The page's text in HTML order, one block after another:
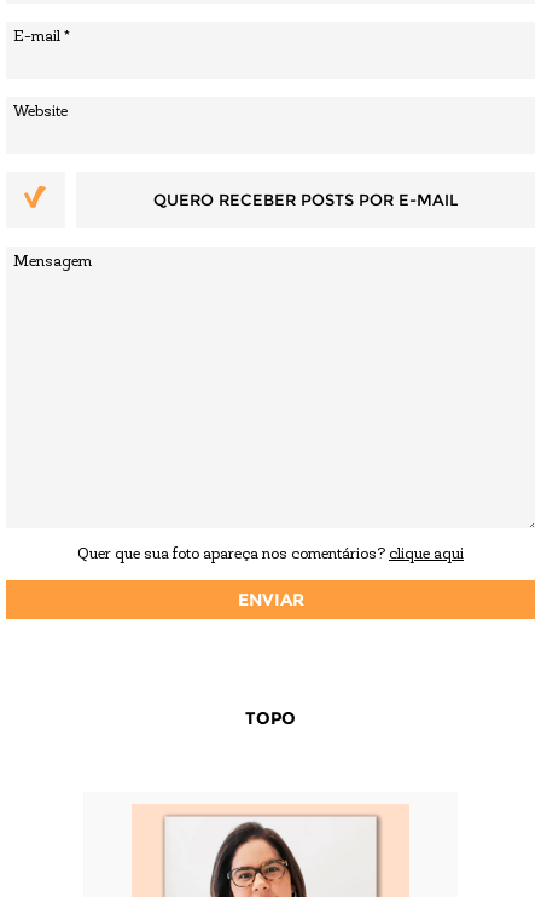
QUERO RECEBER POSTS POR E-MAIL
Quer que sua foto apareça nos comentários? clique aqui
TOPO